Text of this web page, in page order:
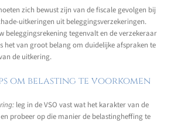
zich bewust zijn van de fiscale gevolgen bij
uitkeringen uit beleggingsverzekeringen.
beleggingsrekening tegenvalt en de verzekeraar
het van groot belang om duidelijke afspraken te
de uitkering.
om belasting te voorkomen
leg in de VSO vast wat het karakter van de
probeer op die manier de belastingheffing te